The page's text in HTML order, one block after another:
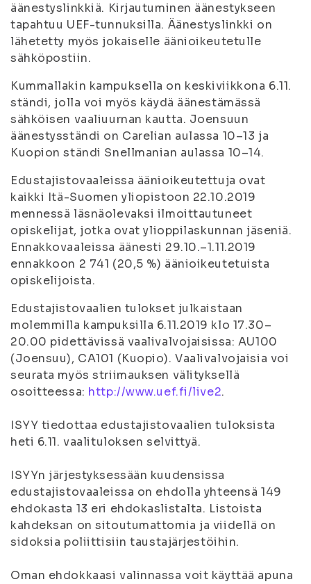
äänestyslinkkiä. Kirjautuminen äänestykseen
tapahtuu UEF-tunnuksilla. Äänestyslinkki on
lähetetty myös jokaiselle äänioikeutetulle
sähköpostiin.
Kummallakin kampuksella on keskiviikkona 6.11.
ständi, jolla voi myös käydä äänestämässä
sähköisen vaaliuurnan kautta. Joensuun
äänestysständi on Carelian aulassa 10–13 ja
Kuopion ständi Snellmanian aulassa 10–14.
Edustajistovaaleissa äänioikeutettuja ovat
kaikki Itä-Suomen yliopistoon 22.10.2019
mennessä läsnäolevaksi ilmoittautuneet
opiskelijat, jotka ovat ylioppilaskunnan jäseniä.
Ennakkovaaleissa äänesti 29.10.–1.11.2019
ennakkoon 2 741 (20,5 %) äänioikeutetuista
opiskelijoista.
Edustajistovaalien tulokset julkaistaan
molemmilla kampuksilla 6.11.2019 klo 17.30–
20.00 pidettävissä vaalivalvojaisissa: AU100
(Joensuu), CA101 (Kuopio). Vaalivalvojaisia voi
seurata myös striimauksen välityksellä
osoitteessa: http://www.uef.fi/live2.
ISYY tiedottaa edustajistovaalien tuloksista
heti 6.11. vaalituloksen selvittyä.
ISYYn järjestyksessään kuudensissa
edustajistovaaleissa on ehdolla yhteensä 149
ehdokasta 13 eri ehdokaslistalta. Listoista
kahdeksan on sitoutumattomia ja viidellä on
sidoksia poliittisiin taustajärjestöihin.
Oman ehdokkaasi valinnassa voit käyttää apuna